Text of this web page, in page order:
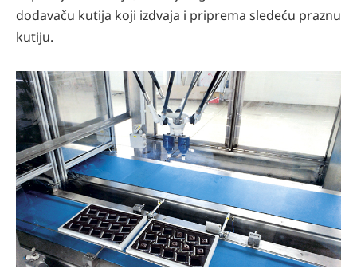
dodavaču kutija koji izdvaja i priprema sledeću praznu
kutiju.